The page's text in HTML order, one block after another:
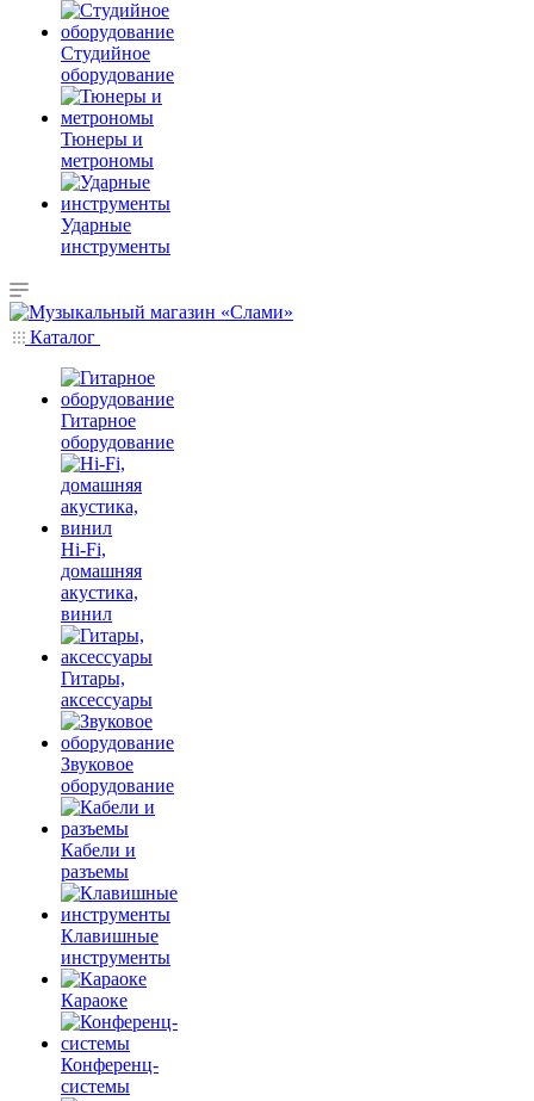
Студийное
оборудование
Тюнеры и
метрономы
Ударные
инструменты
Каталог
Гитарное
оборудование
Hi-Fi,
домашняя
акустика,
винил
Гитары,
аксессуары
Звуковое
оборудование
Кабели и
разъемы
Клавишные
инструменты
Караоке
Конференц-
системы